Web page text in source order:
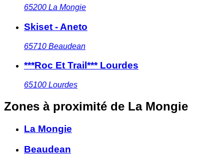
65200 La Mongie
Skiset - Aneto
65710 Beaudean
***Roc Et Trail*** Lourdes
65100 Lourdes
Zones à proximité de La Mongie
La Mongie
Beaudean